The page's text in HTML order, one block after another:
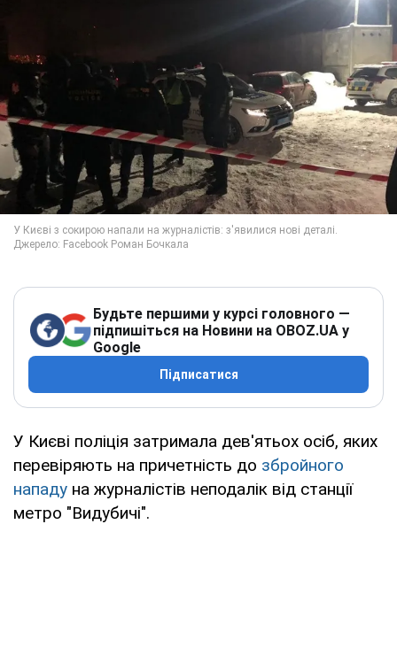
Будьте першими у курсі головного —
підпишіться на Новини на OBOZ.UA у
Google
Підписатися
У Києві поліція затримала дев'ятьох осіб, яких
перевіряють на причетність до збройного
нападу на журналістів неподалік від станції
метро "Видубичі".